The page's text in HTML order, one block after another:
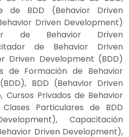
de BDD (Behavior Driven
Driven Development)
de Behavior Driven
de Behavior Driven
Driven Development (BDD)
de Formación de Behavior
BDD (Behavior Driven
Privados de Behavior
Particulares de BDD
Capacitación
Driven Development),